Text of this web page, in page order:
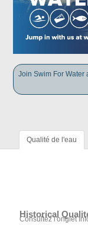
Join Swim For Water
Qualité de l'eau
Historical
Consultez l'onglet